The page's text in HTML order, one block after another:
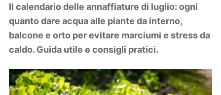
Viaggi
Zodiaco
Il calendario delle annaffiature di luglio: ogni
quanto dare acqua alle piante da interno,
balcone e orto per evitare marciumi e stress da
caldo. Guida utile e consigli pratici.